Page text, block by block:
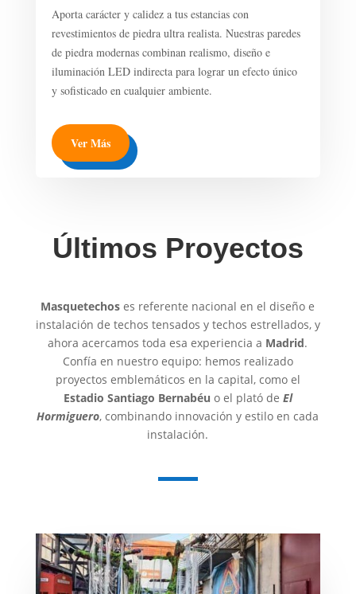
Aporta carácter y calidez a tus estancias con
revestimientos de piedra ultra realista. Nuestras paredes
de piedra modernas combinan realismo, diseño e
iluminación LED indirecta para lograr un efecto único
y sofisticado en cualquier ambiente.
Ver Más
Últimos Proyectos
Masquetechos es referente nacional en el diseño e
instalación de techos tensados y techos estrellados, y
ahora acercamos toda esa experiencia a Madrid.
Confía en nuestro equipo: hemos realizado
proyectos emblemáticos en la capital, como el
Estadio Santiago Bernabéu o el plató de El
Hormiguero, combinando innovación y estilo en cada
instalación.